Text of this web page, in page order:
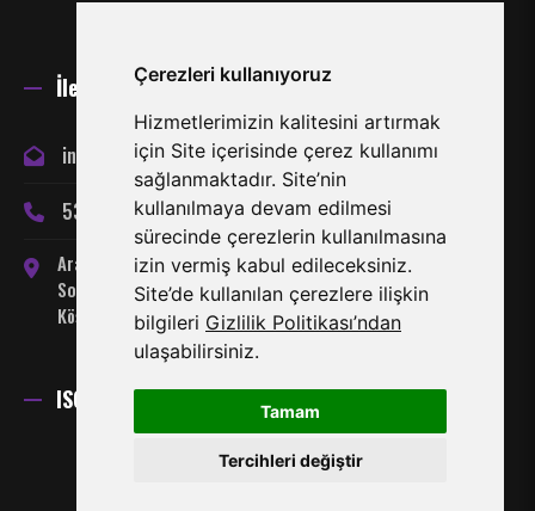
Çerezleri kullanıyoruz
Hizmetlerimizin kalitesini artırmak
için Site içerisinde çerez kullanımı
sağlanmaktadır. Site’nin
kullanılmaya devam edilmesi
sürecinde çerezlerin kullanılmasına
izin vermiş kabul edileceksiniz.
Site’de kullanılan çerezlere ilişkin
bilgileri Gizlilik Politikası’ndan
ulaşabilirsiniz.
Tamam
Tercihleri değiştir
İletişim
info@miraclespor.com
533 866 24 66
Arabahmet Mahallesi, Server
Somuncuoğlu Sokak No:7
Köşklüçiftlik-Lefkoşa
ISO 27001 Sertifikası